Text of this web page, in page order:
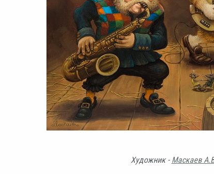
Художник - Маскаев